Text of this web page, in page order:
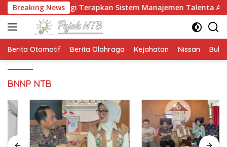
Langsung
ke
konten
Breaking News
Lagi Terapkan Sistem Manajemen Talenta ASN
Berita Otomotif Berita Olahraga Kejahatan Nissan
BNNP NTB